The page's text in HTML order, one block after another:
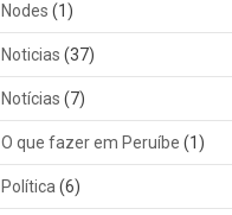
Nodes (1)
Noticias (37)
Notícias (7)
O que fazer em Peruíbe (1)
Política (6)